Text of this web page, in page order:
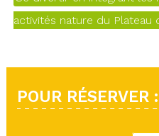
activités nature du Plateau
POUR RÉSERVER :